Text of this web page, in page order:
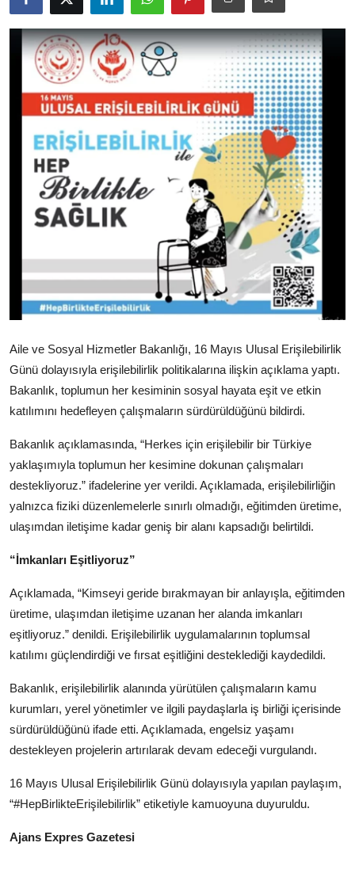
Kütahya
Özel Haber
Teknoloji
Spor
TBMM Haberleri
Belediye
Sağlık
Köşe Yazısı
Dernek
Galeri
E-GAZETE
Aile ve Sosyal Hizmetler Bakanlığı, 16 Mayıs Ulusal Erişilebilirlik
Günü dolayısıyla erişilebilirlik politikalarına ilişkin açıklama yaptı.
Bakanlık, toplumun her kesiminin sosyal hayata eşit ve etkin
katılımını hedefleyen çalışmaların sürdürüldüğünü bildirdi.
Bakanlık açıklamasında, “Herkes için erişilebilir bir Türkiye
yaklaşımıyla toplumun her kesimine dokunan çalışmaları
destekliyoruz.” ifadelerine yer verildi. Açıklamada, erişilebilirliğin
yalnızca fiziki düzenlemelerle sınırlı olmadığı, eğitimden üretime,
ulaşımdan iletişime kadar geniş bir alanı kapsadığı belirtildi.
“İmkanları Eşitliyoruz”
Açıklamada, “Kimseyi geride bırakmayan bir anlayışla, eğitimden
üretime, ulaşımdan iletişime uzanan her alanda imkanları
eşitliyoruz.” denildi. Erişilebilirlik uygulamalarının toplumsal
katılımı güçlendirdiği ve fırsat eşitliğini desteklediği kaydedildi.
Bakanlık, erişilebilirlik alanında yürütülen çalışmaların kamu
kurumları, yerel yönetimler ve ilgili paydaşlarla iş birliği içerisinde
sürdürüldüğünü ifade etti. Açıklamada, engelsiz yaşamı
destekleyen projelerin artırılarak devam edeceği vurgulandı.
16 Mayıs Ulusal Erişilebilirlik Günü dolayısıyla yapılan paylaşım,
“#HepBirlikteErişilebilirlik” etiketiyle kamuoyuna duyuruldu.
Ajans Expres Gazetesi